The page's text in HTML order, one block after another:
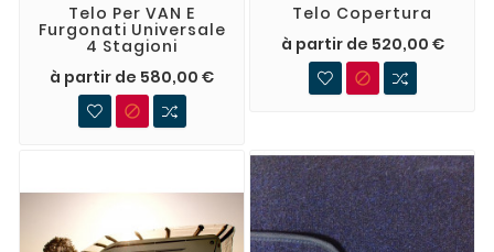
Telo Per VAN E
Furgonati Universale
4 Stagioni
à partir de 580,00 €

Telo Copertura
à partir de 520,00 €
